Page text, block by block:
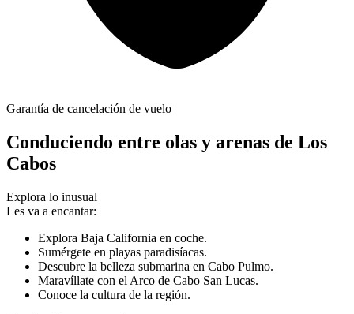
Garantía de cancelación de vuelo
Conduciendo entre olas y arenas de Los
Cabos
Explora lo inusual
Les va a encantar:
Explora Baja California en coche.
Sumérgete en playas paradisíacas.
Descubre la belleza submarina en Cabo Pulmo.
Maravíllate con el Arco de Cabo San Lucas.
Conoce la cultura de la región.